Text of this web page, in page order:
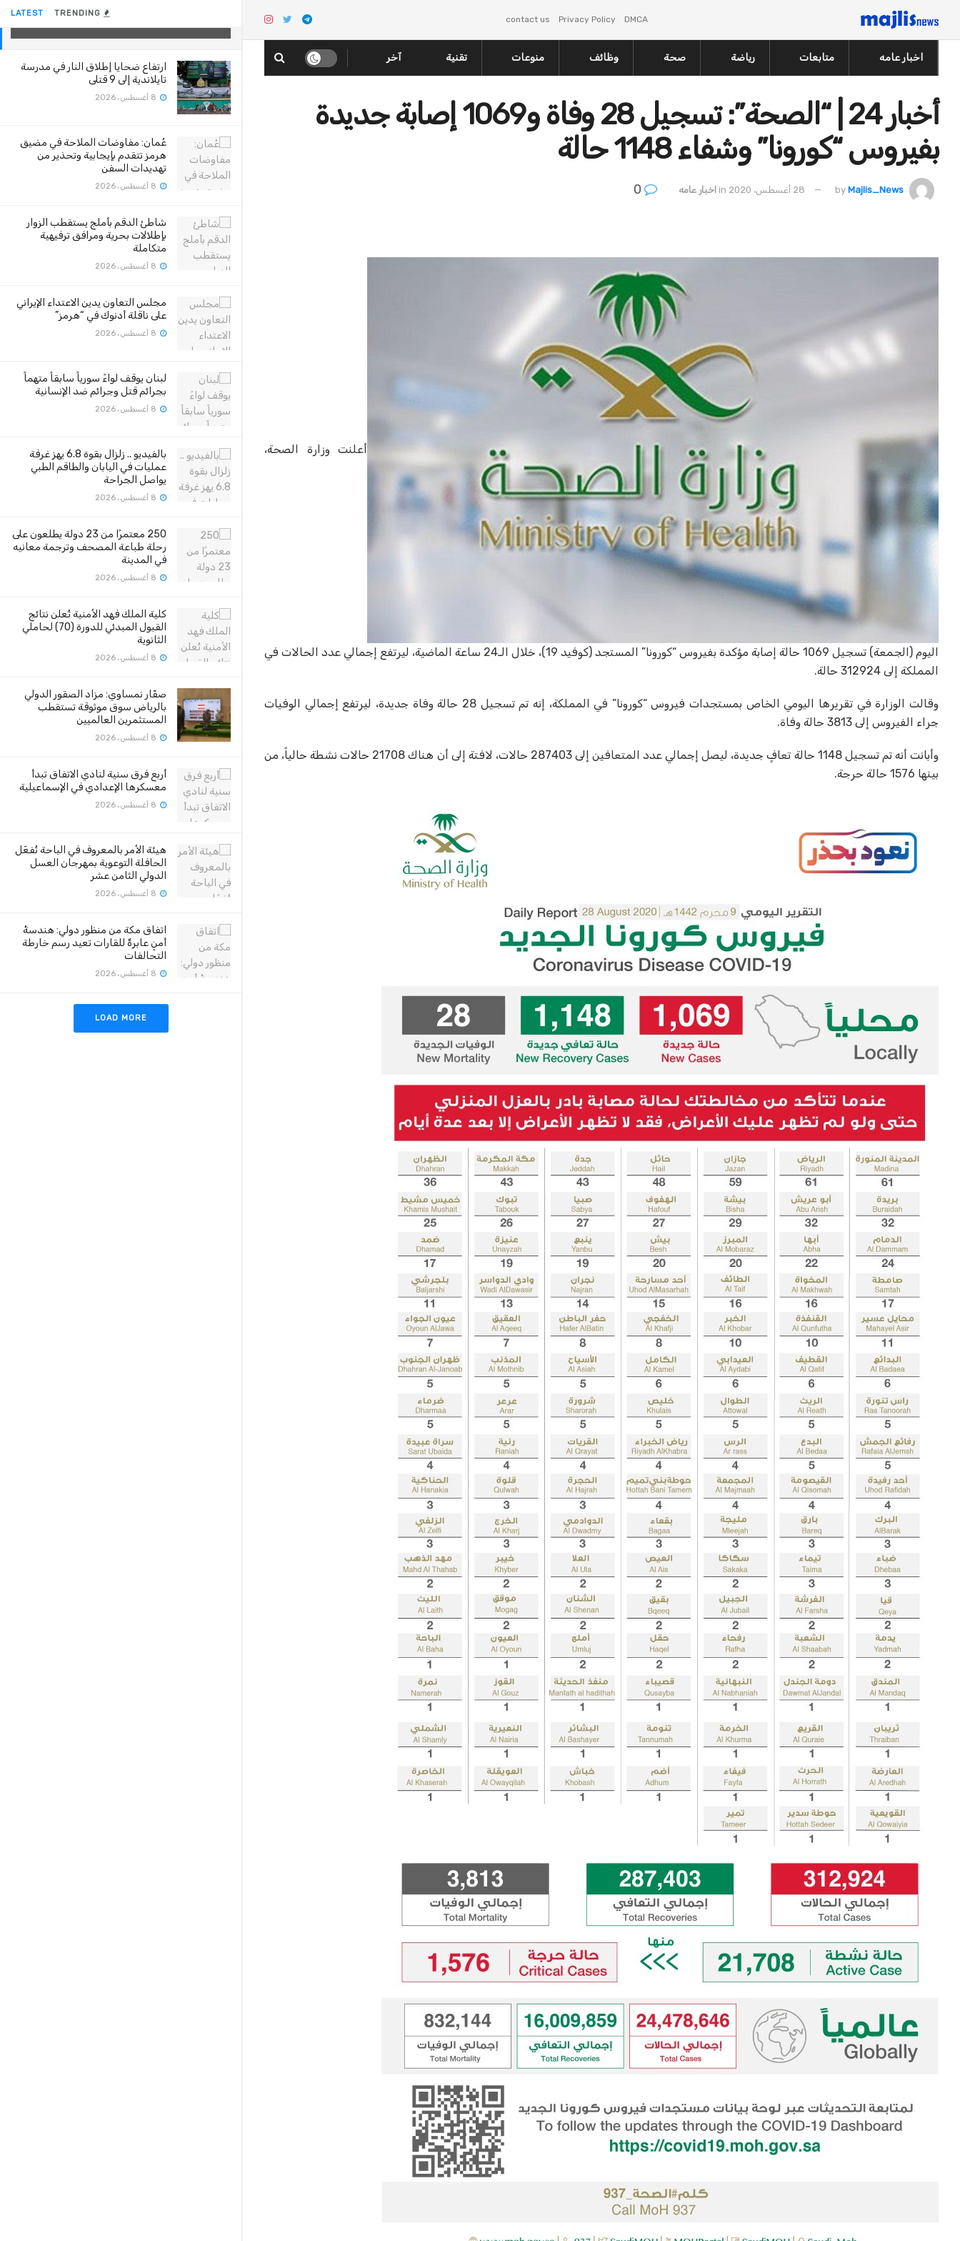
LATEST
ارتفاع ضحايا إطلاق النار في مدرسة
تايلاندية إلى 9 قتلى
عُمان: مفاوضات الملاحة في مضيق
هرمز تتقدم بإيجابية وتحذير من
تهديدات السفن
شاطئ الدقم بأملج يستقطب الزوار
بإطلالات بحرية ومرافق ترفيهية
متكاملة
مجلس التعاون يدين الاعتداء الإيراني
على ناقلة أدنوك في “هرمز”
لبنان يوقف لواءً سورياً سابقاً متهماً
بجرائم قتل وجرائم ضد الإنسانية
بالفيديو .. زلزال بقوة 6.8 يهز غرفة
عمليات في اليابان والطاقم الطبي
يواصل الجراحة
250 معتمرًا من 23 دولة يطلعون على
رحلة طباعة المصحف وترجمة معانيه
في المدينة
كلية الملك فهد الأمنية تُعلن نتائج
القبول المبدئي للدورة (70) لحاملي
الثانوية
صقّار نمساوي: مزاد الصقور الدولي
بالرياض سوق موثوقة تستقطب
المستثمرين العالميين
أربع فرق سنية لنادي الاتفاق تبدأ
معسكرها الإعدادي في الإسماعيلية
هيئة الأمر بالمعروف في الباحة تُفعّل
الحافلة التوعوية بمهرجان العسل
الدولي الثامن عشر
اتفاق مكة من منظور دولي: هندسةُ
أمنٍ عابرةٌ للقارات تعيد رسم خارطة
التحالفات
LOAD MORE
DMCA
Privacy Policy
contact us
اخبار عامه متابعات رياضة صحة وظائف منوعات تقنية آخر
أخبار 24 | “الصحة”: تسجيل 28 وفاة و1069 إصابة جديدة
بفيروس “كورونا” وشفاء 1148 حالة
by Majlis_News 28 أغسطس، 2020 in اخبار عامه
أعلنت وزارة الصحة،
اليوم (الجمعة) تسجيل 1069 حالة إصابة مؤكدة بفيروس “كورونا” المستجد (كوفيد 19)، خلال الـ24 ساعة الماضية، ليرتفع إجمالي عدد الحالات في
المملكة إلى 312924 حالة.
وقالت الوزارة في تقريرها اليومي الخاص بمستجدات فيروس “كورونا” في المملكة، إنه تم تسجيل 28 حالة وفاة جديدة، ليرتفع إجمالي الوفيات
جراء الفيروس إلى 3813 حالة وفاة.
وأبانت أنه تم تسجيل 1148 حالة تعافٍ جديدة، ليصل إجمالي عدد المتعافين إلى 287403 حالات، لافتة إلى أن هناك 21708 حالات نشطة حالياً، من
بينها 1576 حالة حرجة.